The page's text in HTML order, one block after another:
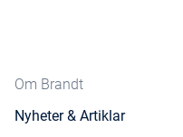
Om Brandt
Nyheter & Artiklar